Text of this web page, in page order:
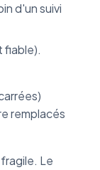
d'un suivi
fiable).
remplacés
Le